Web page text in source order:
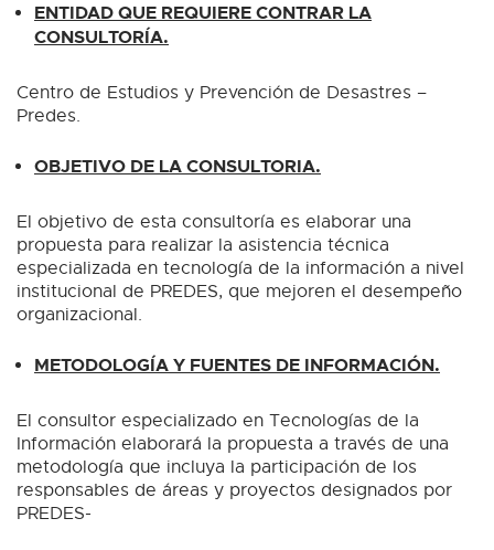
ENTIDAD QUE REQUIERE CONTRAR LA
CONSULTORÍA.
Centro de Estudios y Prevención de Desastres –
Predes.
OBJETIVO DE LA CONSULTORIA.
El objetivo de esta consultoría es elaborar una
propuesta para realizar la asistencia técnica
especializada en tecnología de la información a nivel
institucional de PREDES, que mejoren el desempeño
organizacional.
METODOLOGÍA Y FUENTES DE INFORMACIÓN.
El consultor especializado en Tecnologías de la
Información elaborará la propuesta a través de una
metodología que incluya la participación de los
responsables de áreas y proyectos designados por
PREDES-